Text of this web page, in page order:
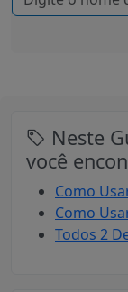
Neste
você
Como
Como
Todos 2